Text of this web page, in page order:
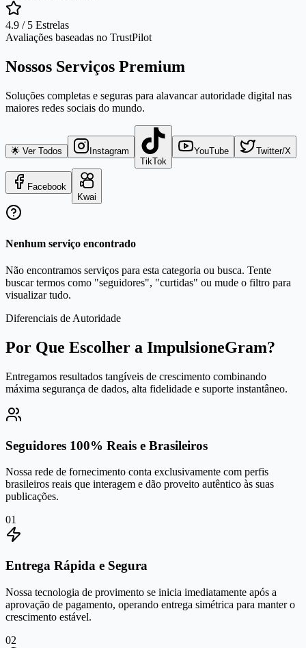
4.9 / 5 Estrelas
Avaliações baseadas no TrustPilot
Nossos Serviços Premium
Soluções completas e seguras para alavancar autoridade digital nas
maiores redes sociais do mundo.
🌟 Ver Todos
Instagram
TikTok
YouTube Twitter/X
Facebook
Kwai
Nenhum serviço encontrado
Não encontramos serviços para esta categoria ou busca. Tente
buscar termos como "seguidores", "curtidas" ou mude o filtro para
visualizar tudo.
Diferenciais de Autoridade
Por Que Escolher a ImpulsioneGram?
Entregamos resultados tangíveis de crescimento combinando
máxima segurança de dados, alta fidelidade e suporte instantâneo.
Seguidores 100% Reais e Brasileiros
Nossa rede de fornecimento conta exclusivamente com perfis
brasileiros reais que interagem e dão proveito autêntico às suas
publicações.
01
Entrega Rápida e Segura
Nossa tecnologia de provimento se inicia imediatamente após a
aprovação de pagamento, operando entrega simétrica para manter o
crescimento estável.
02